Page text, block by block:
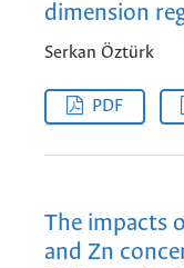
dimension
Serkan Öztürk
PDF
The impacts
and Zn